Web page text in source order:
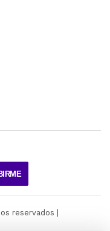
reservados |